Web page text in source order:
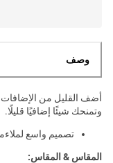
وصف
أضف القليل من
وتمنحك شيئًا إضافيًا قليلًا.
تصميم واسع
المقاس & المقاس: